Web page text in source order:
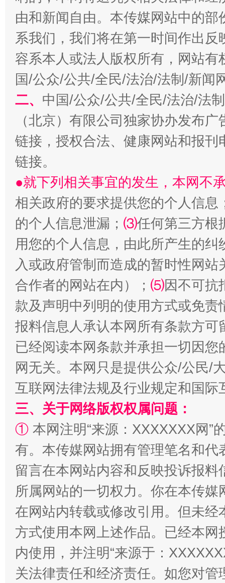
习近平的博鳌关键词
“刷贴”乱象丛生
生
揭批美国五大"原罪" "
解纷+调解+退费，一次搞定
由和新闻自由。本传媒网站中的
系我们，我们将在第一时间作出
容系本人或法人版权所有，网站
国/公众/公共/全民/法治/法制/新闻
二、 中国/公众/公共/全民/法治/法
（北京）有限公司独家协办发布
链接，授权合法、健康网站和报
链接。
●就下列相关事宜的发生，本网不
相关政府的要求提供您的个人信息
的个人信息泄漏； ⑶任何第三方根
用您的个人信息，由此所产生的纠
入或政府管制而造成的暂时性网
合作者的网站在内）； ⑸因不可抗
款及声明中列明的使用方式或免责
报料信息人承认本网所有条款方
已经阅读本网条款并承担一切因
网无关。本网只是提供公众/公民/
互联网法律法规及行业规定和国
三、关于网络版权权属问题：
① 本网注明“来源：XXXXXXX网”
有。本传媒网站拥有管理笔名和
留言在本网站内容和反映投诉报
所属网站的一切权力。你在本传
在网站内转载或修改引用。但未
方式使用本网上述作品。已经本
内使用，并注明“来源于：
关法律责任和经济责任。如您对